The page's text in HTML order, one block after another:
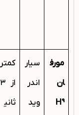
مورف
ان
H9
سیار
اندر
وید
کمتر
از ۳
ثانی